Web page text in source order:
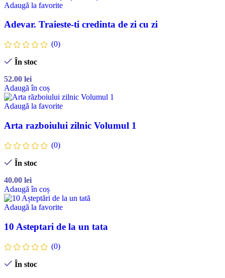
Adaugă la favorite
Adevar. Traieste-ti credinta de zi cu zi
(0)
În stoc
52.00 lei
Adaugă în coș
Adaugă la favorite
Arta razboiului zilnic Volumul 1
(0)
În stoc
40.00 lei
Adaugă în coș
Adaugă la favorite
10 Asteptari de la un tata
(0)
În stoc